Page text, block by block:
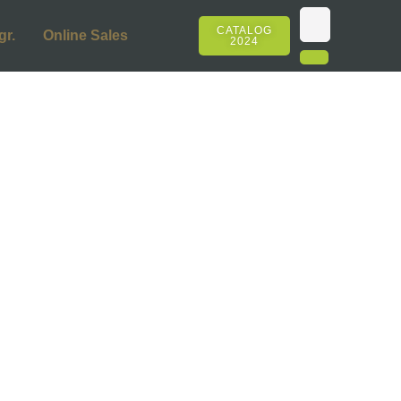
Online Sales
CATALOG
2024